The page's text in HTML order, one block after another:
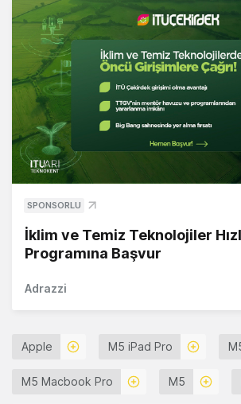
SPONSORLU
İklim ve Temiz Teknolojiler
Programına Başvur
Adrazzi
Apple M5 iPad Pro
M5 Macbook Pro M5